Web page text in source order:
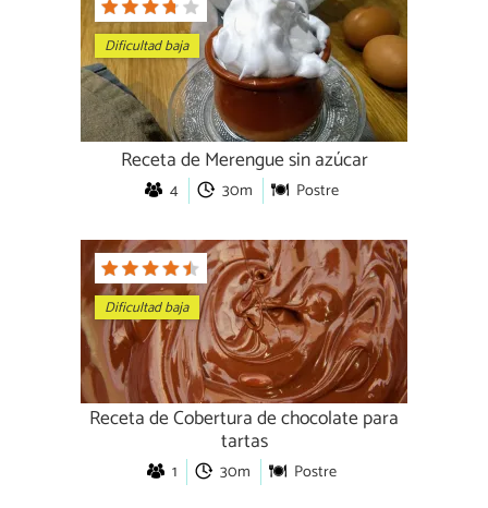
Dificultad baja
Receta de Merengue sin azúcar
4 30m Postre
Dificultad baja
Receta de Cobertura de chocolate para
tartas
1 30m Postre